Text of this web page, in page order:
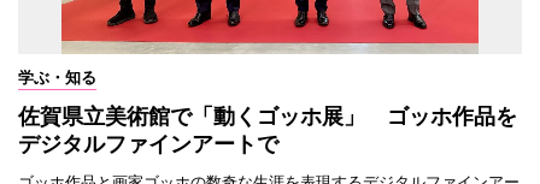
学ぶ・知る
佐賀県立美術館で「動くゴッホ展」 ゴッホ作品を
デジタルファインアートで